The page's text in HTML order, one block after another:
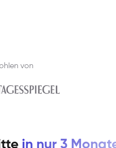
von
in nur 3